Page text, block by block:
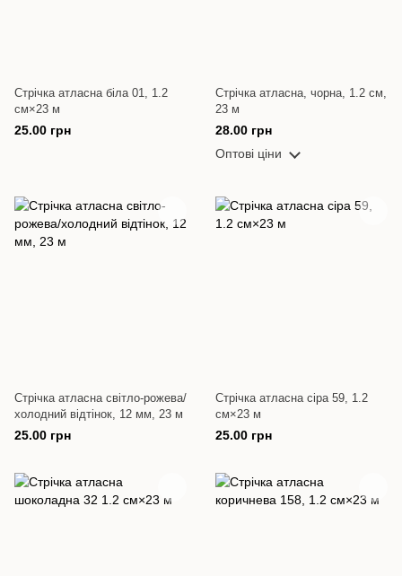
Стрічка атласна біла 01, 1.2
см×23 м
25.00 грн
Стрічка атласна, чорна, 1.2 см,
23 м
28.00 грн
Оптові ціни
Стрічка атласна світло-рожева/
холодний відтінок, 12 мм, 23 м
25.00 грн
Стрічка атласна сіра 59, 1.2
см×23 м
25.00 грн